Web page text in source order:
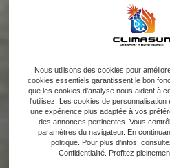
Nous utilisons des cookies pour
cookies essentiels garantissent le bon
que les cookies d'analyse nous aident à
l'utilisez. Les cookies de personnalisation
une expérience plus adaptée à vos
des annonces pertinentes. Vous
paramètres du navigateur. En
politique. Pour plus d'infos,
Confidentialité. Profitez